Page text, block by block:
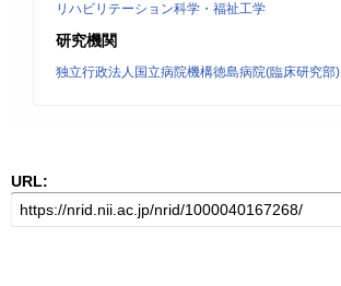
リハビリテーション科学・福祉工学
研究機関
独立行政法人国立病院機構徳島病院(臨床研究部)
URL: